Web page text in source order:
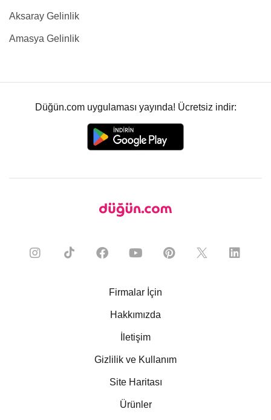
Aksaray Gelinlik
Amasya Gelinlik
Düğün.com uygulaması yayında! Ücretsiz indir:
Firmalar İçin
Hakkımızda
İletişim
Gizlilik ve Kullanım
Site Haritası
Ürünler